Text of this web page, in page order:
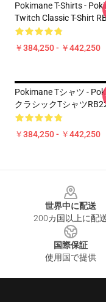
Pokimane T-Shirts -
Twitch Classic T-Shirt
￥384,250 - ￥442,250
Pokimane Tシャツ -
クラシックTシャツ
￥384,250 - ￥442,250
世界中に配送
200カ国以上に配
国際保証
使用国で提供